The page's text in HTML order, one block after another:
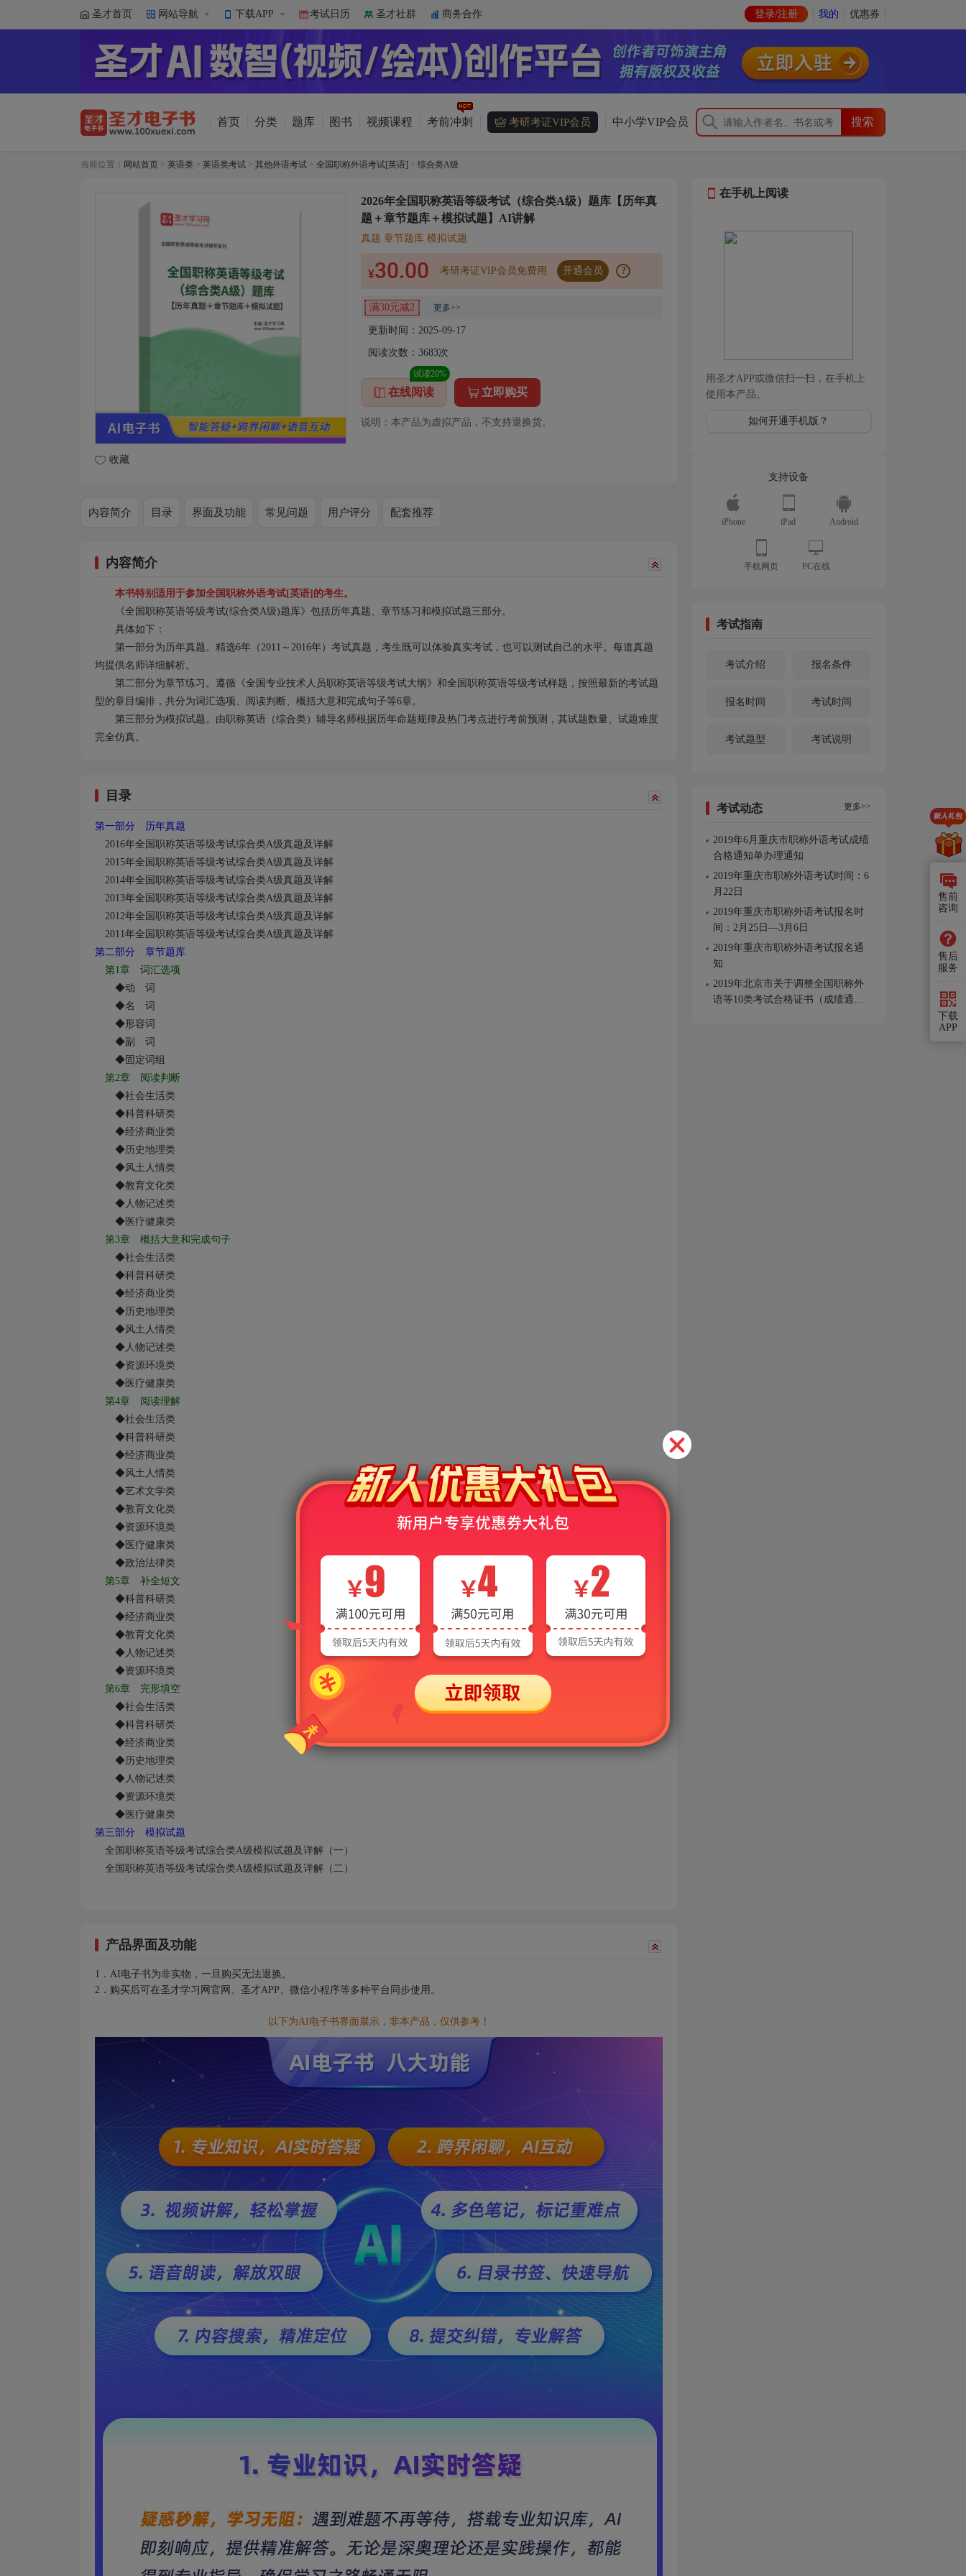
圣才首页 网站导航 下载APP 考试日历 圣才社群 商务合作 登录/注册 我的 优惠券
首页 分类 题库 图书 视频课程 考前冲刺 考研考证VIP会员 中小学VIP会员
当前位置： 网站首页 > 英语类 > 英语类考试 > 其他外语考试 > 全国职称外语考试[英语] > 综合类A级
收藏
2026年全国职称英语等级考试（综合类A级）题库【历年真
题＋章节题库＋模拟试题】AI讲解
真题 章节题库 模拟试题
¥30.00 考研考证VIP会员免费用 开通会员 ?
满30元减2 更多>>
更新时间：2025-09-17
阅读次数： 3683次
在线阅读
试读20%
立即购买
说明：本产品为虚拟产品，不支持退换货。
内容简介 目录 界面及功能 常见问题 用户评分 配套推荐
内容简介
本书特别适用于参加全国职称外语考试[英语]的考生。
《全国职称英语等级考试(综合类A级)题库》包括历年真题、章节练习和模拟试题三部分。
具体如下：
第一部分为历年真题。精选6年（2011～2016年）考试真题，考生既可以体验真实考试，也可以测试自己的水平。每道真题
均提供名师详细解析。
第二部分为章节练习。遵循《全国专业技术人员职称英语等级考试大纲》和全国职称英语等级考试样题，按照最新的考试题
型的章目编排，共分为词汇选项、阅读判断、概括大意和完成句子等6章。
第三部分为模拟试题。由职称英语（综合类）辅导名师根据历年命题规律及热门考点进行考前预测，其试题数量、试题难度
完全仿真。
目录
第一部分 历年真题
2016年全国职称英语等级考试综合类A级真题及详解
2015年全国职称英语等级考试综合类A级真题及详解
2014年全国职称英语等级考试综合类A级真题及详解
2013年全国职称英语等级考试综合类A级真题及详解
2012年全国职称英语等级考试综合类A级真题及详解
2011年全国职称英语等级考试综合类A级真题及详解
第二部分 章节题库
第1章 词汇选项
◆动 词
◆名 词
◆形容词
◆副 词
◆固定词组
第2章 阅读判断
◆社会生活类
◆科普科研类
◆经济商业类
◆历史地理类
◆风土人情类
◆教育文化类
◆人物记述类
◆医疗健康类
第3章 概括大意和完成句子
◆社会生活类
◆科普科研类
◆经济商业类
◆历史地理类
◆风土人情类
◆人物记述类
◆资源环境类
◆医疗健康类
第4章 阅读理解
◆社会生活类
◆科普科研类
◆经济商业类
◆风土人情类
◆艺术文学类
◆教育文化类
◆资源环境类
◆医疗健康类
◆政治法律类
第5章 补全短文
◆科普科研类
◆经济商业类
◆教育文化类
◆人物记述类
◆资源环境类
第6章 完形填空
◆社会生活类
◆科普科研类
◆经济商业类
◆历史地理类
◆人物记述类
◆资源环境类
◆医疗健康类
第三部分 模拟试题
全国职称英语等级考试综合类A级模拟试题及详解（一）
全国职称英语等级考试综合类A级模拟试题及详解（二）
产品界面及功能
1．AI电子书为非实物，一旦购买无法退换。
2．购买后可在圣才学习网官网、圣才APP、微信小程序等多种平台同步使用。
以下为AI电子书界面展示，非本产品，仅供参考！
在手机上阅读
用圣才APP或微信扫一扫，在手机上
使用本产品。
如何开通手机版？
支持设备
iPhone iPad Android
手机网页 PC在线
考试指南
考试介绍 报名条件
报名时间 考试时间
考试题型 考试说明
考试动态 更多>>
2019年6月重庆市职称外语考试成绩
合格通知单办理通知
2019年重庆市职称外语考试时间：6
月22日
2019年重庆市职称外语考试报名时
间：2月25日—3月6日
2019年重庆市职称外语考试报名通
知
2019年北京市关于调整全国职称外
语等10类考试合格证书（成绩通知
售前
咨询
售后
服务
下载
APP